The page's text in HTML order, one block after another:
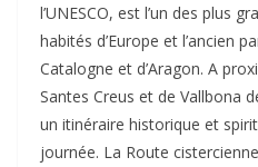
l’UNESCO, est l’un des plus
habités d’Europe et l’ancien
Catalogne et d’Aragon. A
Santes Creus et de Vallbona
un itinéraire historique et
journée. La Route